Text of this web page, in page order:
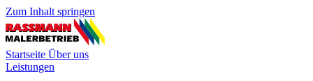
Zum Inhalt springen
Startseite Über uns
Leistungen